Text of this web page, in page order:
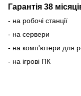
Гарантія 38
- на робочі станції
- на сервери
- на комп'ютери для
- на ігрові ПК